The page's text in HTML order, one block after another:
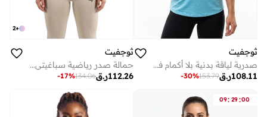
ثوجفيت
صدرية لياقة بدنية بلا أكمام فلو موشن
ر.ق108.11
153.79
-30%
+
2
ثوجفيت
حمالة صدر رياضية سباغيتي ثاج فيت سترايك زون - بنفسجي
ر.ق112.26
134.06
-17%
09: 29:00